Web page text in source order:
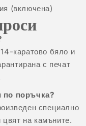
(включена)
каратово бяло и
с печат
по поръчка?
специално
на камъните.